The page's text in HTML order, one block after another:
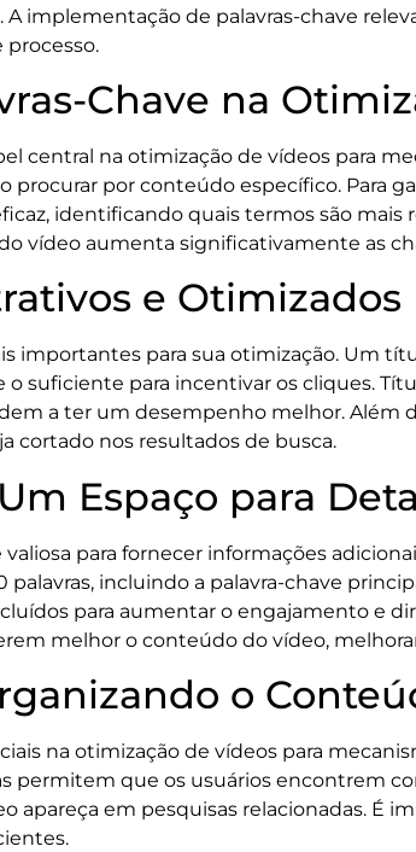
implementação de palavras-chave
processo.
Chave na
central na otimização de vídeos para
procurar por conteúdo específico. Para
identificando quais termos são mais
vídeo aumenta significativamente as
e Otimizados
importantes para sua otimização. Um
suficiente para incentivar os cliques.
a ter um desempenho melhor. Além
cortado nos resultados de busca.
Espaço para
para fornecer informações
incluindo a palavra-chave
para aumentar o engajamento e
melhor o conteúdo do vídeo,
o
na otimização de vídeos para
permitem que os usuários encontrem
apareça em pesquisas relacionadas. É